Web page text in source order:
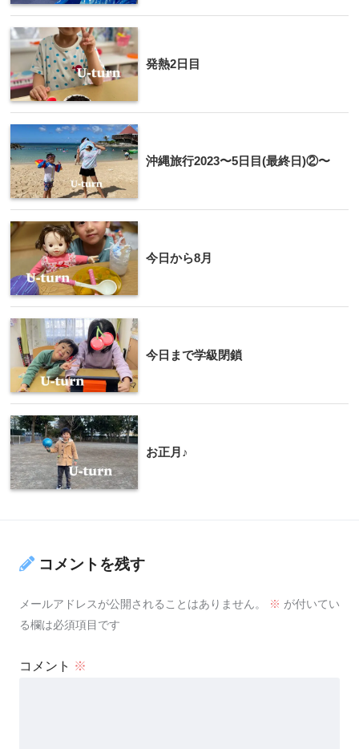
発熱2日目
沖縄旅行2023〜5日目(最終日)②〜
今日から8月
今日まで学級閉鎖
お正月♪
コメントを残す
メールアドレスが公開されることはありません。 ※ が付いてい
る欄は必須項目です
コメント ※